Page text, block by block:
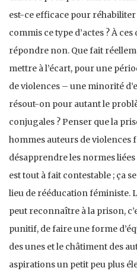
est-ce efficace pour
commis ce type d’actes ? À
répondre non. Que fait
mettre à l’écart, pour une
de violences – une minorité
résout-on pour autant le
conjugales ? Penser que la
hommes auteurs de violences
désapprendre les normes
est tout à fait contestable ; ça
lieu de rééducation féministe.
peut reconnaître à la prison,
punitif, de faire une forme
des unes et le châtiment des
aspirations un petit peu plus